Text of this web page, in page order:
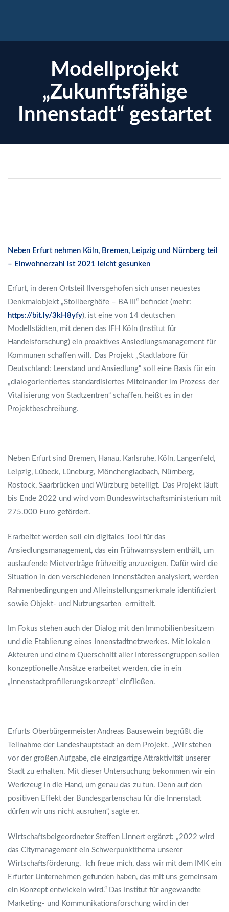
Modellprojekt
„Zukunftsfähige
Innenstadt“ gestartet
Neben Erfurt nehmen Köln, Bremen, Leipzig und Nürnberg teil
– Einwohnerzahl ist 2021 leicht gesunken
Erfurt, in deren Ortsteil Ilversgehofen sich unser neuestes
Denkmalobjekt „Stollberghöfe – BA III“ befindet (mehr:
https://bit.ly/3kH8yfy), ist eine von 14 deutschen
Modellstädten, mit denen das IFH Köln (Institut für
Handelsforschung) ein proaktives Ansiedlungsmanagement für
Kommunen schaffen will. Das Projekt „Stadtlabore für
Deutschland: Leerstand und Ansiedlung“ soll eine Basis für ein
„dialogorientiertes standardisiertes Miteinander im Prozess der
Vitalisierung von Stadtzentren“ schaffen, heißt es in der
Projektbeschreibung.
Neben Erfurt sind Bremen, Hanau, Karlsruhe, Köln, Langenfeld,
Leipzig, Lübeck, Lüneburg, Mönchengladbach, Nürnberg,
Rostock, Saarbrücken und Würzburg beteiligt. Das Projekt läuft
bis Ende 2022 und wird vom Bundeswirtschaftsministerium mit
275.000 Euro gefördert.
Erarbeitet werden soll ein digitales Tool für das
Ansiedlungsmanagement, das ein Frühwarnsystem enthält, um
auslaufende Mietverträge frühzeitig anzuzeigen. Dafür wird die
Situation in den verschiedenen Innenstädten analysiert, werden
Rahmenbedingungen und Alleinstellungsmerkmale identifiziert
sowie Objekt- und Nutzungsarten ermittelt.
Im Fokus stehen auch der Dialog mit den Immobilienbesitzern
und die Etablierung eines Innenstadtnetzwerkes. Mit lokalen
Akteuren und einem Querschnitt aller Interessengruppen sollen
konzeptionelle Ansätze erarbeitet werden, die in ein
„Innenstadtprofilierungskonzept“ einfließen.
Erfurts Oberbürgermeister Andreas Bausewein begrüßt die
Teilnahme der Landeshauptstadt an dem Projekt. „Wir stehen
vor der großen Aufgabe, die einzigartige Attraktivität unserer
Stadt zu erhalten. Mit dieser Untersuchung bekommen wir ein
Werkzeug in die Hand, um genau das zu tun. Denn auf den
positiven Effekt der Bundesgartenschau für die Innenstadt
dürfen wir uns nicht ausruhen“, sagte er.
Wirtschaftsbeigeordneter Steffen Linnert ergänzt: „2022 wird
das Citymanagement ein Schwerpunktthema unserer
Wirtschaftsförderung. Ich freue mich, dass wir mit dem IMK ein
Erfurter Unternehmen gefunden haben, das mit uns gemeinsam
ein Konzept entwickeln wird.“ Das Institut für angewandte
Marketing- und Kommunikationsforschung wird in der